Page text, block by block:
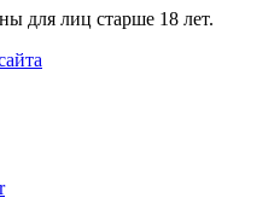
для лиц старше 18 лет.